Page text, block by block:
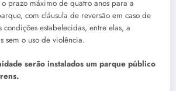
prazo máximo de quatro anos para a
com cláusula de reversão em caso de
estabelecidas, entre elas, a
sem o uso de violência.
serão instalados um parque público